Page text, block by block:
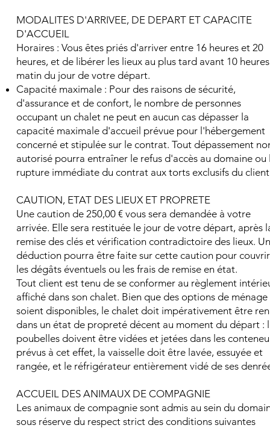
MODALITES D'ARRIVEE, DE DEPART ET CAPACITE
D'ACCUEIL
Horaires : Vous êtes priés d'arriver entre 16 heures et 20
heures, et de libérer les lieux au plus tard avant 10
matin du jour de votre départ.
Capacité maximale : Pour des raisons de sécurité,
d'assurance et de confort, le nombre de personnes
occupant un chalet ne peut en aucun cas dépasser la
capacité maximale d'accueil prévue pour l'hébergement
concerné et stipulée sur le contrat. Tout dépassement
autorisé pourra entraîner le refus d'accès au domaine ou
rupture immédiate du contrat aux torts exclusifs du
CAUTION, ETAT DES LIEUX ET PROPRETE
Une caution de 250,00 € vous sera demandée à votre
arrivée. Elle sera restituée le jour de votre départ, après
remise des clés et vérification contradictoire des lieux.
déduction pourra être faite sur cette caution pour couvrir
les dégâts éventuels ou les frais de remise en état.
Tout client est tenu de se conformer au règlement
affiché dans son chalet. Bien que des options de ménage
soient disponibles, le chalet doit impérativement être
dans un état de propreté décent au moment du départ :
poubelles doivent être vidées et jetées dans les
prévus à cet effet, la vaisselle doit être lavée, essuyée et
rangée, et le réfrigérateur entièrement vidé de ses
ACCUEIL DES ANIMAUX DE COMPAGNIE
Les animaux de compagnie sont admis au sein du
sous réserve du respect strict des conditions suivantes